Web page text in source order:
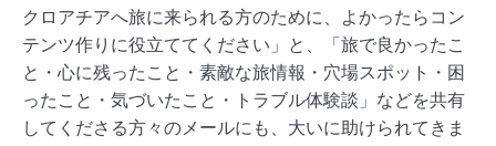
クロアチアへ旅に来られる方のために、よかったらコン
テンツ作りに役立ててください」と、「旅で良かったこ
と・心に残ったこと・素敵な旅情報・穴場スポット・困
ったこと・気づいたこと・トラブル体験談」などを共有
してくださる方々のメールにも、大いに助けられてきま